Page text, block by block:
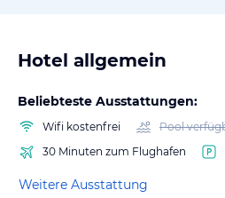
Hotel allgemein
Beliebteste Ausstattungen:
Wifi kostenfrei
Pool
30 Minuten zum Flughafen
Weitere Ausstattung